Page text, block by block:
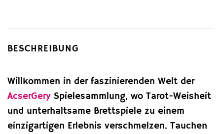
BESCHREIBUNG
Willkommen in der faszinierenden Welt der
AcserGery Spielesammlung, wo Tarot-Weisheit
und unterhaltsame Brettspiele zu einem
einzigartigen Erlebnis verschmelzen. Tauchen